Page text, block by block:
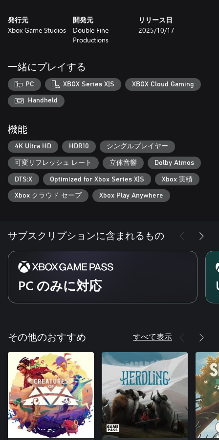
発行元
Xbox Game Studios
開発元
Double Fine
Productions
リリース日
2025/10/17
一緒にプレイする
PC XBOX Series X|S XBOX Cloud Gaming
Handheld
機能
4K Ultra HD HDR10 シングルプレイヤー
可変リフレッシュ レート 立体音響 Dolby Atmos
DTS:X Optimized for Xbox Series X|S Xbox 実績
Xbox クラウド セーブ Xbox Play Anywhere
サブスクリプションに含まれるもの
PC のみに対応
その他のおすすめ すべて表示